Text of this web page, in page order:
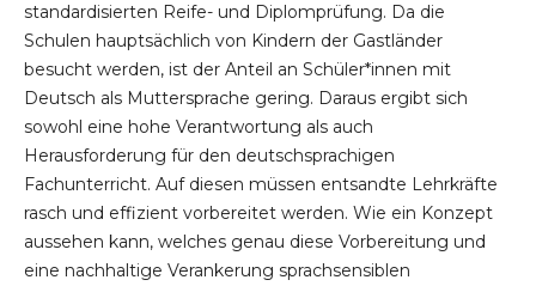
standardisierten Reife- und Diplomprüfung. Da die
Schulen hauptsächlich von Kindern der Gastländer
besucht werden, ist der Anteil an Schüler*innen mit
Deutsch als Muttersprache gering. Daraus ergibt sich
sowohl eine hohe Verantwortung als auch
Herausforderung für den deutschsprachigen
Fachunterricht. Auf diesen müssen entsandte Lehrkräfte
rasch und effizient vorbereitet werden. Wie ein Konzept
aussehen kann, welches genau diese Vorbereitung und
eine nachhaltige Verankerung sprachsensiblen